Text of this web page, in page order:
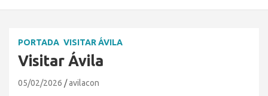
PORTADA VISITAR ÁVILA
Visitar Ávila
05/02/2026 avilacon